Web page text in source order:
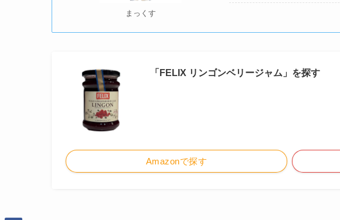
まっくす
「FELIX リンゴンベリージャム」を探す
Amazonで探す